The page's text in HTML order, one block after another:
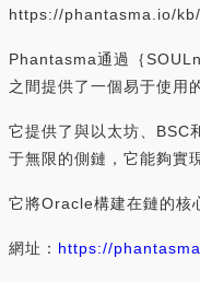
https://phantasma.io/
Phantasma通過｛
之間提供了一個易于使用
它提供了與以太坊、BSC
于無限的側鏈，它能夠實
它將Oracle構建在鏈的核
網址： https://